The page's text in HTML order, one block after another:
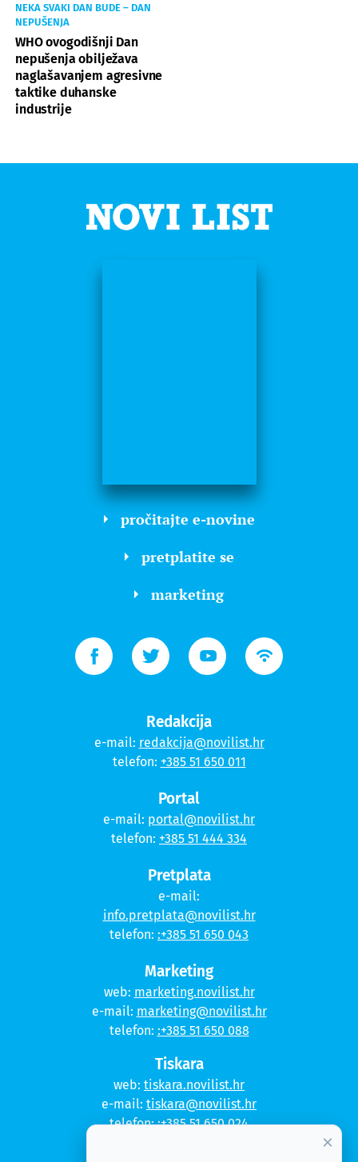
NEKA SVAKI DAN BUDE – DAN
NEPUŠENJA
WHO ovogodišnji Dan
nepušenja obilježava
naglašavanjem agresivne
taktike duhanske
industrije
pročitajte e-novine
pretplatite se
marketing
Redakcija
e-mail: redakcija@novilist.hr
telefon: +385 51 650 011
Portal
e-mail: portal@novilist.hr
telefon: +385 51 444 334
Pretplata
e-mail:
info.pretplata@novilist.hr
telefon: :+385 51 650 043
Marketing
web: marketing.novilist.hr
e-mail: marketing@novilist.hr
telefon: :+385 51 650 088
Tiskara
web: tiskara.novilist.hr
e-mail: tiskara@novilist.hr
telefon::+385 51 650 024
×